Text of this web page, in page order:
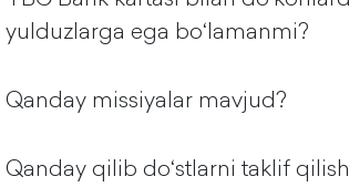
yulduzlarga ega boʻlamanmi?
Qanday missiyalar mavjud?
Qanday qilib doʻstlarni taklif